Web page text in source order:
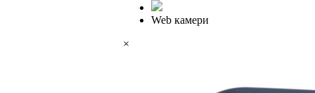
Web камери
×